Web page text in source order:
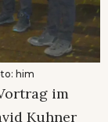
him
im
Kuhner